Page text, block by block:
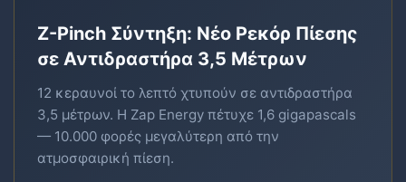
Z-Pinch Σύντηξη: Νέο Ρεκόρ Πίεσης
σε Αντιδραστήρα 3,5 Μέτρων
12 κεραυνοί το λεπτό χτυπούν σε αντιδραστήρα
3,5 μέτρων. Η Zap Energy πέτυχε 1,6 gigapascals
— 10.000 φορές μεγαλύτερη από την
ατμοσφαιρική πίεση.